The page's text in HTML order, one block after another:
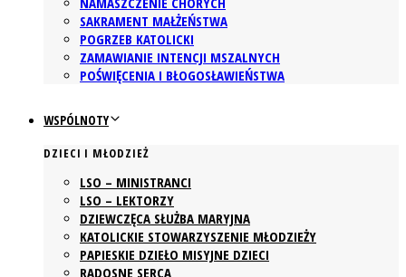
SAKRAMENT MAŁŻEŃSTWA
POGRZEB KATOLICKI
ZAMAWIANIE INTENCJI MSZALNYCH
POŚWIĘCENIA I BŁOGOSŁAWIEŃSTWA
WSPÓLNOTY
DZIECI I MŁODZIEŻ
LSO – MINISTRANCI
LSO – LEKTORZY
DZIEWCZĘCA SŁUŻBA MARYJNA
KATOLICKIE STOWARZYSZENIE MŁODZIEŻY
PAPIESKIE DZIEŁO MISYJNE DZIECI
RADOSNE SERCA